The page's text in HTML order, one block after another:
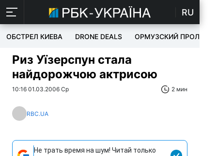
RU
ОБСТРЕЛ КИЕВА DRONE DEALS ОРМУЗСКИЙ ПРОЛИВ
Риз Уїзерспун стала
найдорожчою актрисою
10:16 01.03.2006 Ср 2 мин
RBC.UA
Не трать время на шум! Читай только